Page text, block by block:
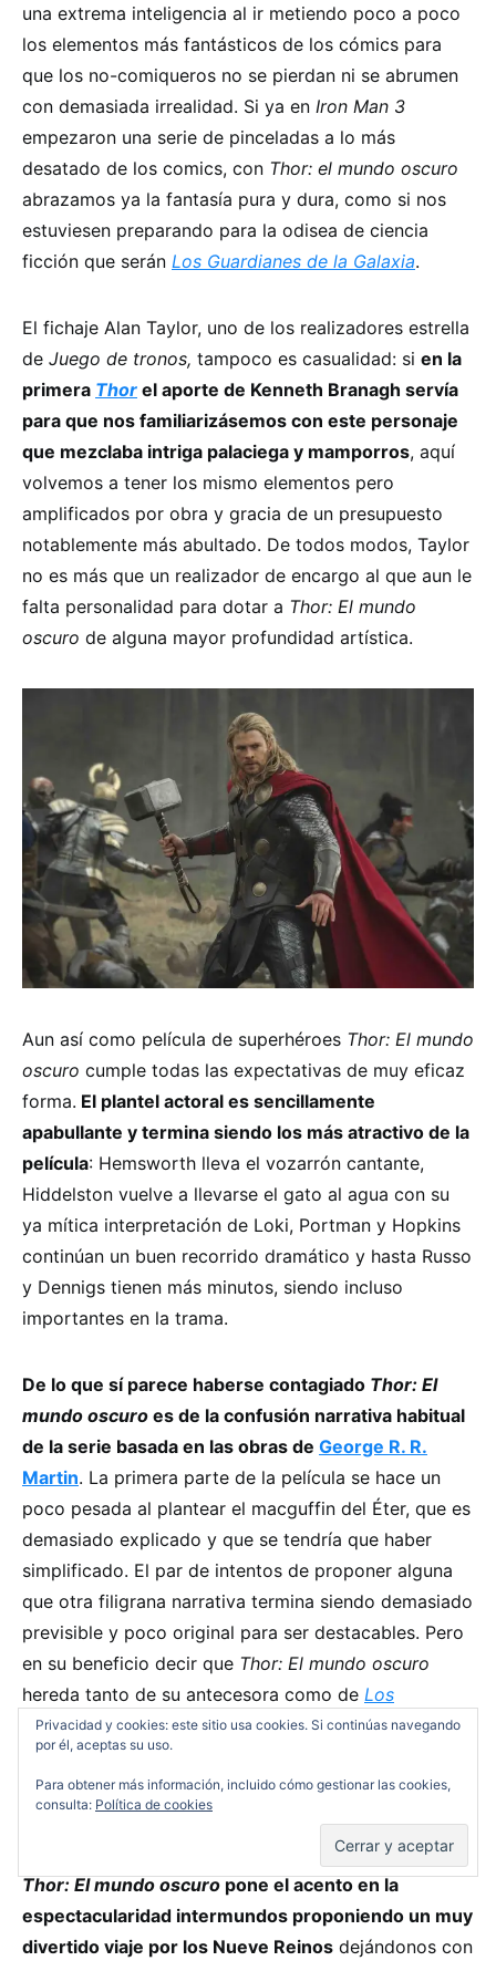
una extrema inteligencia al ir metiendo poco a poco
los elementos más fantásticos de los cómics para
que los no-comiqueros no se pierdan ni se abrumen
con demasiada irrealidad. Si ya en Iron Man 3
empezaron una serie de pinceladas a lo más
desatado de los comics, con Thor: el mundo oscuro
abrazamos ya la fantasía pura y dura, como si nos
estuviesen preparando para la odisea de ciencia
ficción que serán Los Guardianes de la Galaxia.
El fichaje Alan Taylor, uno de los realizadores estrella
de Juego de tronos, tampoco es casualidad: si en la
primera Thor el aporte de Kenneth Branagh servía
para que nos familiarizásemos con este personaje
que mezclaba intriga palaciega y mamporros, aquí
volvemos a tener los mismo elementos pero
amplificados por obra y gracia de un presupuesto
notablemente más abultado. De todos modos, Taylor
no es más que un realizador de encargo al que aun le
falta personalidad para dotar a Thor: El mundo
oscuro de alguna mayor profundidad artística.
Aun así como película de superhéroes Thor: El mundo
oscuro cumple todas las expectativas de muy eficaz
forma. El plantel actoral es sencillamente
apabullante y termina siendo los más atractivo de la
película: Hemsworth lleva el vozarrón cantante,
Hiddelston vuelve a llevarse el gato al agua con su
ya mítica interpretación de Loki, Portman y Hopkins
continúan un buen recorrido dramático y hasta Russo
y Dennigs tienen más minutos, siendo incluso
importantes en la trama.
De lo que sí parece haberse contagiado Thor: El
mundo oscuro es de la confusión narrativa habitual
de la serie basada en las obras de George R. R.
Martin. La primera parte de la película se hace un
poco pesada al plantear el macguffin del Éter, que es
demasiado explicado y que se tendría que haber
simplificado. El par de intentos de proponer alguna
que otra filigrana narrativa termina siendo demasiado
previsible y poco original para ser destacables. Pero
en su beneficio decir que Thor: El mundo oscuro
hereda tanto de su antecesora como de Los
Vengadoresun sentido del humor que aunque pueda
parecer un poco chorra en ciertos momentos le da
una ligereza con la que Marvel saca pecho frente a
otras propuestas más adultas.
Thor: El mundo oscuro pone el acento en la
espectacularidad intermundos proponiendo un muy
divertido viaje por los Nueve Reinos dejándonos con
Privacidad y cookies: este sitio usa cookies. Si continúas navegando
por él, aceptas su uso.
Para obtener más información, incluido cómo gestionar las cookies,
consulta: Política de cookies